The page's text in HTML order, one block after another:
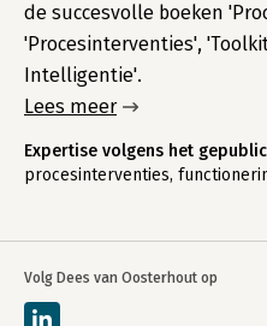
Volg Dees van Oosterhout op
de succesvolle boeken
'Procesinterventies',
Intelligentie'.
Lees meer
Expertise volgens het
procesinterventies,